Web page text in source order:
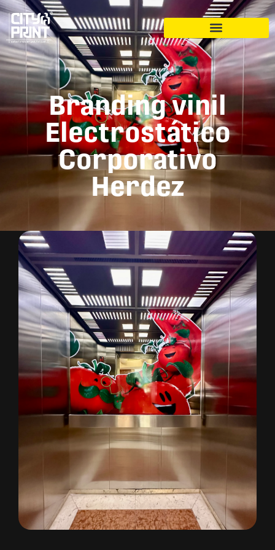
Branding vinil
Electrostático
Corporativo
Herdez